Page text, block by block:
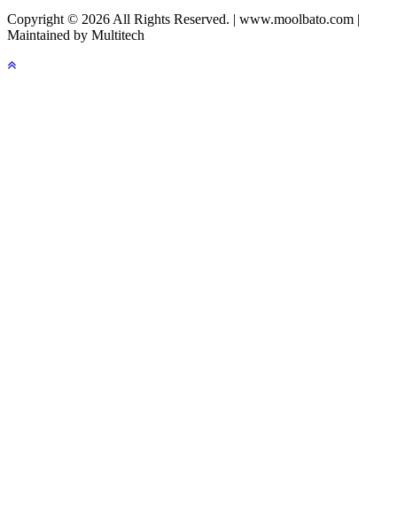
Copyright © 2026 All Rights Reserved. | www.moolbato.com |
Maintained by Multitech